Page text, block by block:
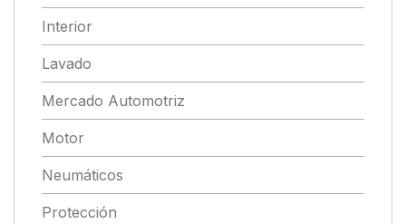
Interior
Lavado
Mercado Automotriz
Motor
Neumáticos
Protección